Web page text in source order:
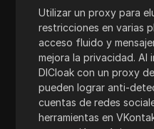
Spotify
Cuadrado
Stripe
Taboola
Objetivo
Utilizar un proxy para
restricciones en varias
acceso fluido y
mejora la privacidad. Al
DICloak con un proxy
pueden lograr anti-
cuentas de redes
herramientas en